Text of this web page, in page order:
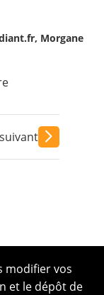
Morgane
modifier vos
et le dépôt de